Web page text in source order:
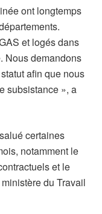
ont longtemps
et logés dans
Nous demandons
afin que nous
subsistance », a
certaines
notamment le
et le
du Travail